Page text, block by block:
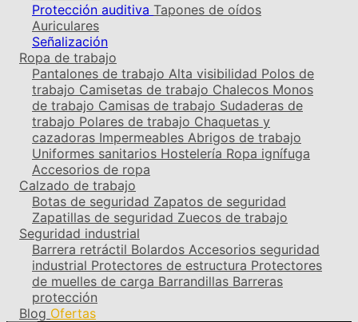
Protección auditiva Tapones de oídos
Auriculares
Señalización
Ropa de trabajo
Pantalones de trabajo Alta visibilidad Polos de
trabajo Camisetas de trabajo Chalecos Monos
de trabajo Camisas de trabajo Sudaderas de
trabajo Polares de trabajo Chaquetas y
cazadoras Impermeables Abrigos de trabajo
Uniformes sanitarios Hostelería Ropa ignífuga
Accesorios de ropa
Calzado de trabajo
Botas de seguridad Zapatos de seguridad
Zapatillas de seguridad Zuecos de trabajo
Seguridad industrial
Barrera retráctil Bolardos Accesorios seguridad
industrial Protectores de estructura Protectores
de muelles de carga Barrandillas Barreras
protección
Blog Ofertas